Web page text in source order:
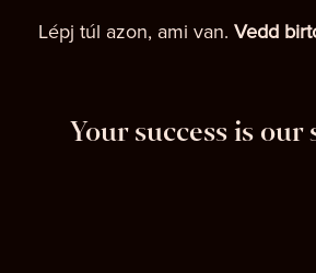
Lépj túl azon, ami van. Vedd
Your success is our